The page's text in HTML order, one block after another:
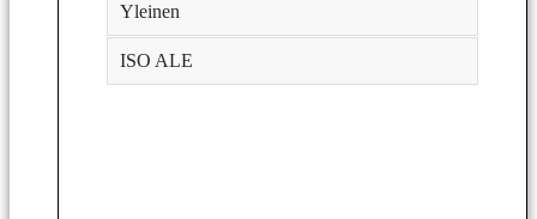
Yleinen
ISO ALE